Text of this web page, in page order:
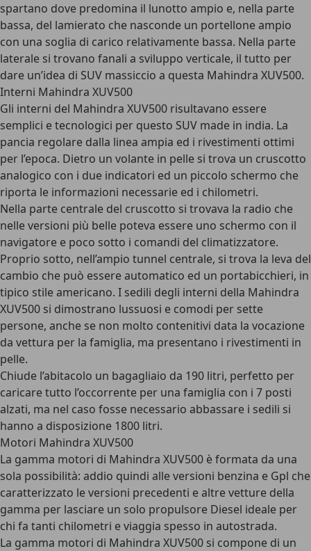
spartano dove predomina il lunotto ampio e, nella parte
bassa, del lamierato che nasconde un portellone ampio
con una soglia di carico relativamente bassa. Nella parte
laterale si trovano fanali a sviluppo verticale, il tutto per
dare un’idea di SUV massiccio a questa Mahindra XUV500.
Interni Mahindra XUV500
Gli interni del Mahindra XUV500 risultavano essere
semplici e tecnologici per questo SUV made in india. La
pancia regolare dalla linea ampia ed i rivestimenti ottimi
per l’epoca. Dietro un volante in pelle si trova un cruscotto
analogico con i due indicatori ed un piccolo schermo che
riporta le informazioni necessarie ed i chilometri.
Nella parte centrale del cruscotto si trovava la radio che
nelle versioni più belle poteva essere uno schermo con il
navigatore e poco sotto i comandi del climatizzatore.
Proprio sotto, nell’ampio tunnel centrale, si trova la leva del
cambio che può essere automatico ed un portabicchieri, in
tipico stile americano. I sedili degli interni della Mahindra
XUV500 si dimostrano lussuosi e comodi per sette
persone, anche se non molto contenitivi data la vocazione
da vettura per la famiglia, ma presentano i rivestimenti in
pelle.
Chiude l’abitacolo un bagagliaio da 190 litri, perfetto per
caricare tutto l’occorrente per una famiglia con i 7 posti
alzati, ma nel caso fosse necessario abbassare i sedili si
hanno a disposizione 1800 litri.
Motori Mahindra XUV500
La gamma motori di Mahindra XUV500 è formata da una
sola possibilità: addio quindi alle versioni benzina e Gpl che
caratterizzato le versioni precedenti e altre vetture della
gamma per lasciare un solo propulsore Diesel ideale per
chi fa tanti chilometri e viaggia spesso in autostrada.
La gamma motori di Mahindra XUV500 si compone di un